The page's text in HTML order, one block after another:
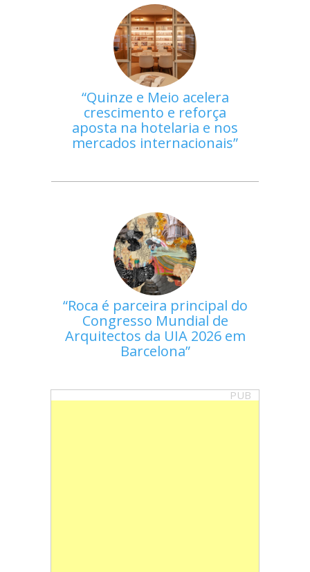
Quinze e Meio acelera
crescimento e reforça
aposta na hotelaria e nos
mercados internacionais
Roca é parceira principal do
Congresso Mundial de
Arquitectos da UIA 2026 em
Barcelona
PUB